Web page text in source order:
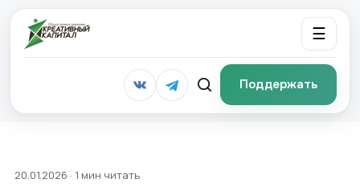
☰
Поддержать
20.01.2026 · 1 мин читать